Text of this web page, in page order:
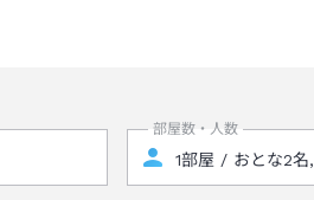
部屋数・人数